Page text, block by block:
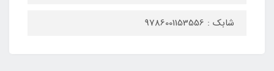
شابک : 9786001153556